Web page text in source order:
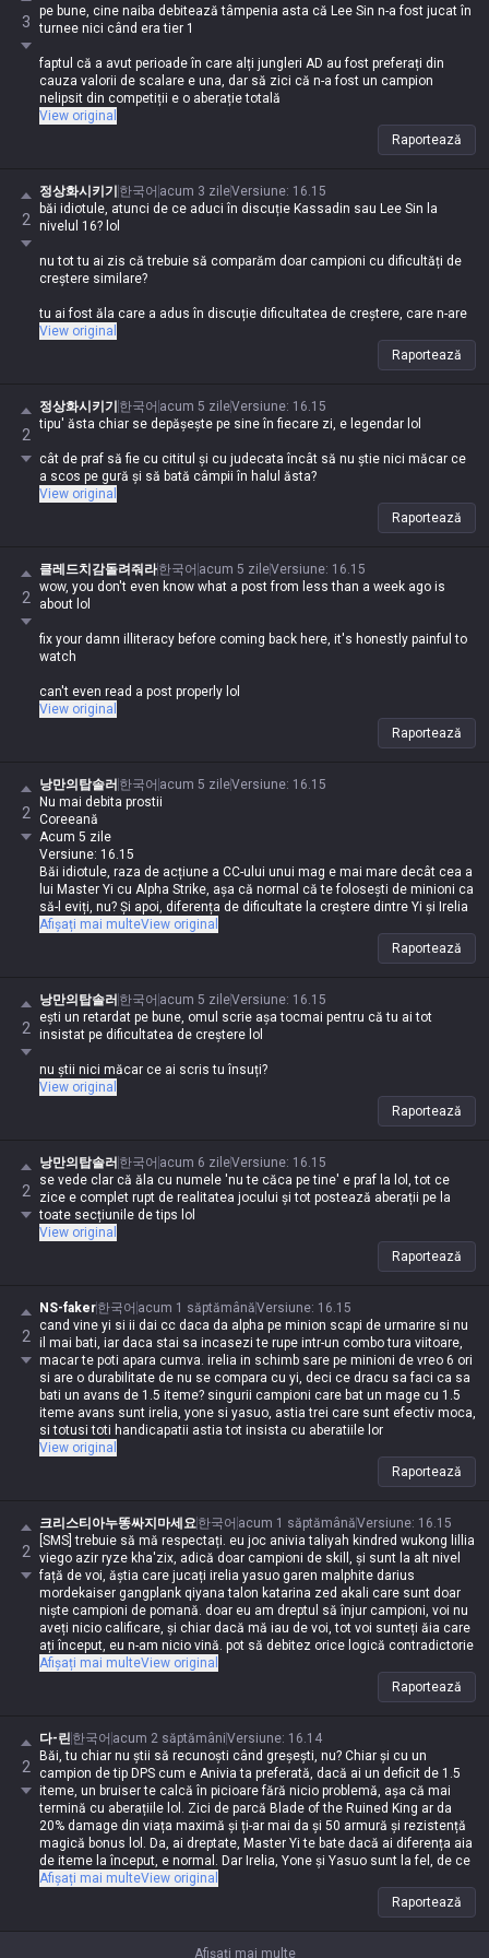
3
pe bune, cine naiba debitează tâmpenia asta că Lee Sin n-a fost jucat în
turnee nici când era tier 1
faptul că a avut perioade în care alți jungleri AD au fost preferați din
cauza valorii de scalare e una, dar să zici că n-a fost un campion
nelipsit din competiții e o aberație totală
View original
Raportează
2
정상화시키기 한국어 acum 3 zileVersiune: 16.15
băi idiotule, atunci de ce aduci în discuție Kassadin sau Lee Sin la
nivelul 16? lol
nu tot tu ai zis că trebuie să comparăm doar campioni cu dificultăți de
creștere similare?
tu ai fost ăla care a adus în discuție dificultatea de creștere, care n-are
nicio treabă cu subiectul, și acum te faci că plouă și bați câmpii de parcă
View original
Raportează
2
정상화시키기 한국어 acum 5 zileVersiune: 16.15
tipu' ăsta chiar se depășește pe sine în fiecare zi, e legendar lol
cât de praf să fie cu cititul și cu judecata încât să nu știe nici măcar ce
a scos pe gură și să bată câmpii în halul ăsta?
View original
Raportează
2
클레드치감돌려줘라한국어 acum 5 zileVersiune: 16.15
wow, you don't even know what a post from less than a week ago is
about lol
fix your damn illiteracy before coming back here, it's honestly painful to
watch
can't even read a post properly lol
View original
Raportează
2
낭만의탑솔러 한국어 acum 5 zileVersiune: 16.15
Nu mai debita prostii
Coreeană
Acum 5 zile
Versiune: 16.15
Băi idiotule, raza de acțiune a CC-ului unui mag e mai mare decât cea a
lui Master Yi cu Alpha Strike, așa că normal că te folosești de minioni ca
să-l eviți, nu? Și apoi, diferența de dificultate la creștere dintre Yi și Irelia
e de la cer la pământ, deci faptul că încerci să-i compari la primul item
arată că ești dus cu pluta, n-am văzut în viața mea o comparație mai
tâmpită lol. După logica ta, Kassadin de nivel 16 e mult mai puternic
nu? Ar trebui să compari campioni cu dificultăți de creștere similare, nu
să compari cel mai ușor campion de crescut din joc cu Master Yi.
Știi că tu ai fost cel care a adus în discuție dificultatea de creștere, nu?
Ești dus cu capul?
Afișați mai multeView original
Raportează
2
낭만의탑솔러 한국어 acum 5 zileVersiune: 16.15
ești un retardat pe bune, omul scrie așa tocmai pentru că tu ai tot
insistat pe dificultatea de creștere lol
nu știi nici măcar ce ai scris tu însuți?
View original
Raportează
2
낭만의탑솔러 한국어 acum 6 zileVersiune: 16.15
se vede clar că ăla cu numele 'nu te căca pe tine' e praf la lol, tot ce
zice e complet rupt de realitatea jocului și tot postează aberații pe la
toate secțiunile de tips lol
View original
Raportează
2
NS-faker한국어 acum 1 săptămânăVersiune: 16.15
cand vine yi si ii dai cc daca da alpha pe minion scapi de urmarire si nu
il mai bati, iar daca stai sa incasezi te rupe intr-un combo tura viitoare,
macar te poti apara cumva. irelia in schimb sare pe minioni de vreo 6 ori
si are o durabilitate de nu se compara cu yi, deci ce dracu sa faci ca sa
bati un avans de 1.5 iteme? singurii campioni care bat un mage cu 1.5
iteme avans sunt irelia, yone si yasuo, astia trei care sunt efectiv moca,
si totusi toti handicapatii astia tot insista cu aberatiile lor
View original
Raportează
2
크리스티아누똥싸지마세요한국어 acum 1 săptămânăVersiune: 16.15
[SMS] trebuie să mă respectați. eu joc anivia taliyah kindred wukong lillia
viego azir ryze kha'zix, adică doar campioni de skill, și sunt la alt nivel
față de voi, ăștia care jucați irelia yasuo garen malphite darius
mordekaiser gangplank qiyana talon katarina zed akali care sunt doar
niște campioni de pomană. doar eu am dreptul să înjur campioni, voi nu
aveți nicio calificare, și chiar dacă mă iau de voi, tot voi sunteți ăia care
ați început, eu n-am nicio vină. pot să debitez orice logică contradictorie
sau imposibilă, dacă zic eu, e automat posibil și logic, iar dacă ziceți voi
ceva corect, e automat greșit. sunt în iron, dar în suflet sunt master, ba
chiar challenger. vă plângeți că luați bătaie de la darius cu wukong
nimic, luați bătaie cu magi de la tancuri, de la asasini, de la bruisere, dar
eu am voie să fac asta și voi nu. irelia e campion de valoare, dificultatea
lui gangplank e la fel cu a lui malphite, malphite e campion ranged, și
totul e de căcat pentru că sunt campioni fără puncte slabe care fac
ravagii, de ce aveți impresia că e doar un complex de inferioritate din
partea mea și că delirez? voi nu aveți dreptul să înjurați campioni, iar
pentru că vorbele mele sunt lege, eu am voie. dacă nu m-ați fi contrazis
și nu m-ați fi înjurat, nici nu s-ar fi ajuns aici.
Afișați mai multeView original
Raportează
2
다-린 한국어 acum 2 săptămâniVersiune: 16.14
Băi, tu chiar nu știi să recunoști când greșești, nu? Chiar și cu un
campion de tip DPS cum e Anivia ta preferată, dacă ai un deficit de 1.5
iteme, un bruiser te calcă în picioare fără nicio problemă, așa că mai
termină cu aberațiile lol. Zici de parcă Blade of the Ruined King ar da
20% damage din viața maximă și ți-ar mai da și 50 armură și rezistență
magică bonus lol. Da, ai dreptate, Master Yi te bate dacă ai diferența aia
de iteme la început, e normal. Dar Irelia, Yone și Yasuo sunt la fel, de ce
te tot contrazici că ei ar fi diferiți? Dacă ai 1 item față de 2.5, e clar că
Irelia te bate chiar dacă îți arunci toate skill-urile în W-ul ei, despre Yone
nici nu mai zic că e fragil, iar Yasuo depinde de matchup, dar
mobilitatea lui în luptă depinde enorm de minioni, deci e super
dependent de situație. Și oricum, Wind Wall-ul lui blochează toate skill-
Afișați mai multeView original
Raportează
Afișați mai multe